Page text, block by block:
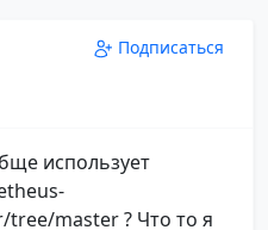
Подписаться
использует
master ? Что то я